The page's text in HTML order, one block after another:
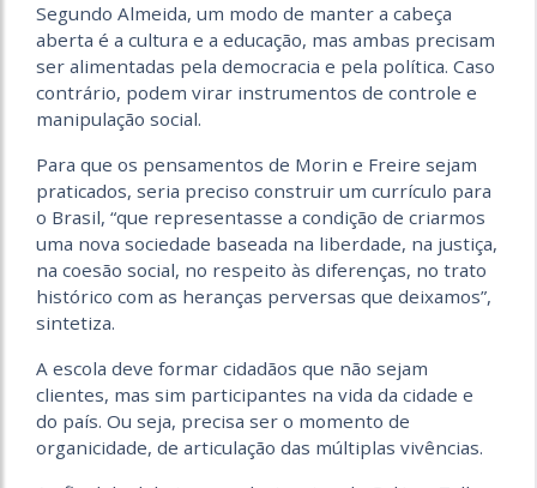
Segundo Almeida, um modo de manter a cabeça
aberta é a cultura e a educação, mas ambas precisam
ser alimentadas pela democracia e pela política. Caso
contrário, podem virar instrumentos de controle e
manipulação social.
Para que os pensamentos de Morin e Freire sejam
praticados, seria preciso construir um currículo para
o Brasil, “que representasse a condição de criarmos
uma nova sociedade baseada na liberdade, na justiça,
na coesão social, no respeito às diferenças, no trato
histórico com as heranças perversas que deixamos”,
sintetiza.
A escola deve formar cidadãos que não sejam
clientes, mas sim participantes na vida da cidade e
do país. Ou seja, precisa ser o momento de
organicidade, de articulação das múltiplas vivências.